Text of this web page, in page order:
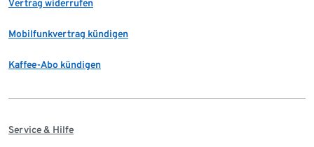
Vertrag widerrufen
Mobilfunkvertrag kündigen
Kaffee-Abo kündigen
Service & Hilfe